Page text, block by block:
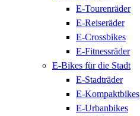
E-Tourenräder
E-Reiseräder
E-Crossbikes
E-Fitnessräder
E-Bikes für die Stadt
E-Stadträder
E-Kompaktbikes
E-Urbanbikes